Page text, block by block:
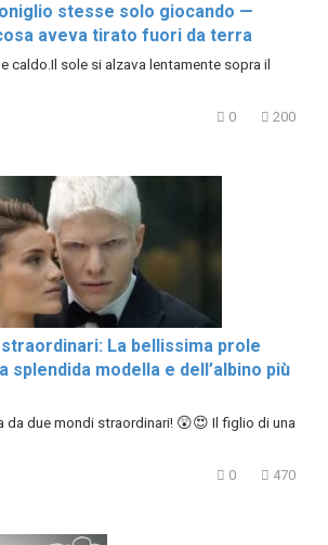
stesse solo giocando —
aveva tirato fuori da terra
caldo.Il sole si alzava lentamente sopra il
0 200
La bellissima prole
splendida modella e dell’albino più
da due mondi straordinari! 😲😍 Il figlio di una
0 470